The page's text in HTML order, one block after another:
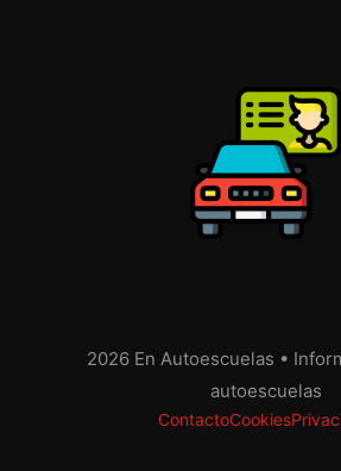
2026 En Autoescuelas •
autoescuelas
ContactoCookies